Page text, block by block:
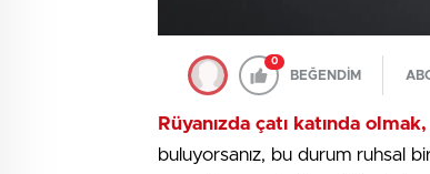
0
BEĞENDİM
Rüyanızda çatı katında
buluyorsanız, bu durum ruhsal